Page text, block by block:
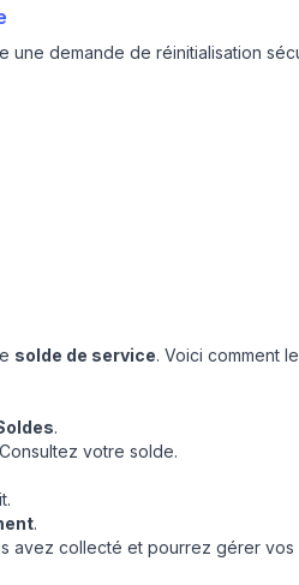
une demande de réinitialisation
solde de service. Voici comment
.
votre solde.
.
avez collecté et pourrez gérer